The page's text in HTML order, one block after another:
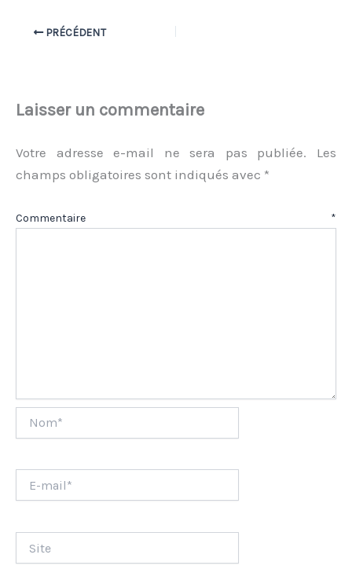
PRÉCÉDENT
Laisser un commentaire
Votre adresse e-mail ne sera pas publiée.
Les
champs obligatoires sont indiqués avec *
Commentaire *
mail*